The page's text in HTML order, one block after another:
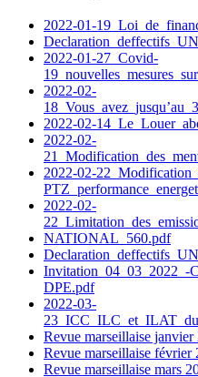
2022-01-
2022-01-27_Covid-
2022-02-
2022-02-
2022-02-
2022-02-
2022-02-
NATIONAL_560.pdf
Invitation_04_03_2022_-
DPE.pdf
2022-03-
Revue marseillaise janvier
Revue marseillaise février
Revue marseillaise mars